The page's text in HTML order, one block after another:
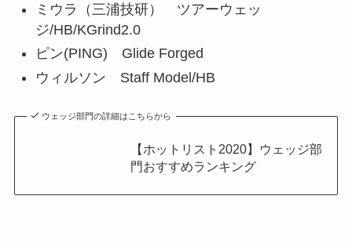
ミウラ（三浦技研） ツアーウェッ
ジ/HB/KGrind2.0
ピン(PING) Glide Forged
ウィルソン Staff Model/HB
ウェッジ部門の詳細はこちらから
【ホットリスト2020】ウェッジ部
門おすすめランキング